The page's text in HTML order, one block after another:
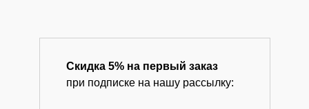
Скидка 5% на первый заказ
при подписке на нашу рассылку: